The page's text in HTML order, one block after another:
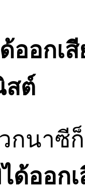
ออกเ
สต์
กนาซี
ด้ออก